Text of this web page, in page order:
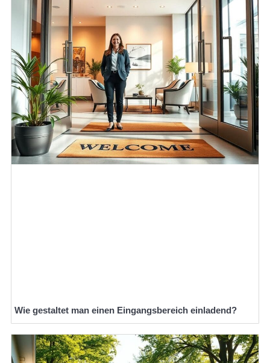
Wie gestaltet man einen Eingangsbereich einladend?